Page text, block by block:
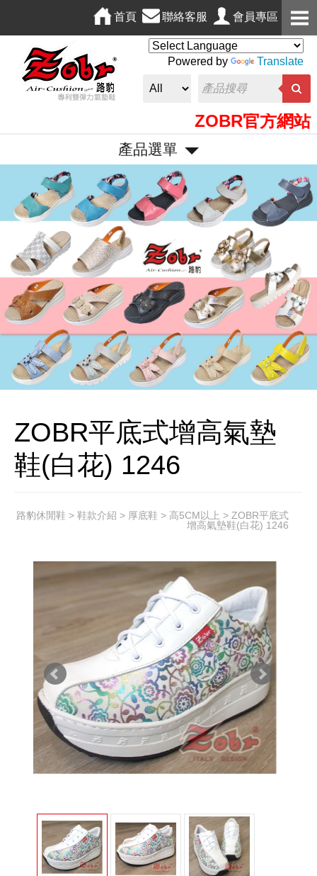
會員專區
聯絡客服
首頁
Powered by Translate
ZOBR官方網站，
產品選單
e
v
o
u
s
e
x
t
ZOBR平底式增高氣墊
鞋(白花) 1246
路豹休閒鞋 > 鞋款介紹 > 厚底鞋 > 高5CM以上 > ZOBR平底式
增高氣墊鞋(白花) 1246